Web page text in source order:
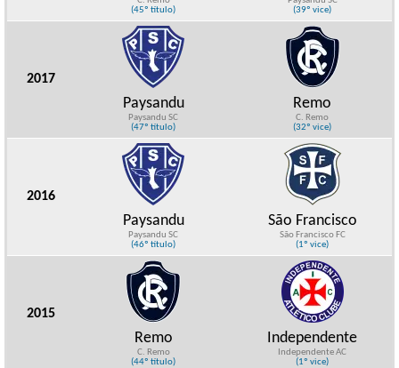
(45º título)
(39º vice)
2017
Paysandu
Paysandu SC
(47º título)
Remo
C. Remo
(32º vice)
2016
Paysandu
Paysandu SC
(46º título)
São Francisco
São Francisco FC
(1º vice)
2015
Remo
C. Remo
(44º título)
Independente
Independente AC
(1º vice)